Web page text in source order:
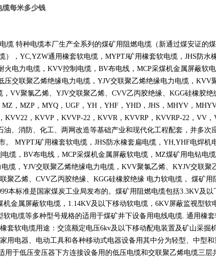
每米多少钱
缆 特种电缆本厂生产全系列的煤矿用阻燃电缆（新通过煤安证的
）， YC,YZW通用橡套软电缆， MYPTJ矿用橡套软电缆， JHS 防水
火电力电缆， KVV控制电缆， BV布电线， MCP采煤机金属屏蔽软电
压交联聚乙烯绝缘电力电缆， YJV交联聚乙烯绝缘电力电缆， KVV
VV聚氯乙烯、 YJV交联聚乙烯、 CVV乙丙胶绝缘、 KGG硅橡胶绝
MZ ， MZP ， MYQ ， UGF ， YH ， YHF ， YHD ， JHS ， MHYV ，
， KVV22 ， KVVP ， KVVP-22 ， KVVR， KVVRP ， KVVRP-22 ， VV ，
、消防、化工、两网改造等基础产业和现代化工程配套，并多次
。 MYPTJ矿用橡套软电缆， JHS 防水橡套扁电缆， YH,YHF电焊机
缆， BV布电线， MCP采煤机金属屏蔽软电缆， MZ煤矿用电钻电
缆， YJV交联聚乙烯绝缘电力电缆， KVV聚氯乙烯、 KYJV交联聚
聚乙烯、 CVV乙丙胶绝缘、 KGG硅橡胶绝缘 电力软电缆， 煤矿用
本标准是国家煤炭工业局发布的。煤矿用阻燃电缆包括3.3KV及以
机金属屏蔽软电缆， 1.14KV及以下移动软电缆， 6KV屏蔽监视型软
电缆等多种型号规格的适用于煤矿井下设备用电线电缆. 通用橡
套软电缆用途：交流额定电压6kv及以下移动配电装置及矿山采掘
用电器、电动工具和各种移动式电器设备用其中分为轻型、中型
用于低压变压器下方连接设备用的低压电缆和交联聚乙烯电缆三层